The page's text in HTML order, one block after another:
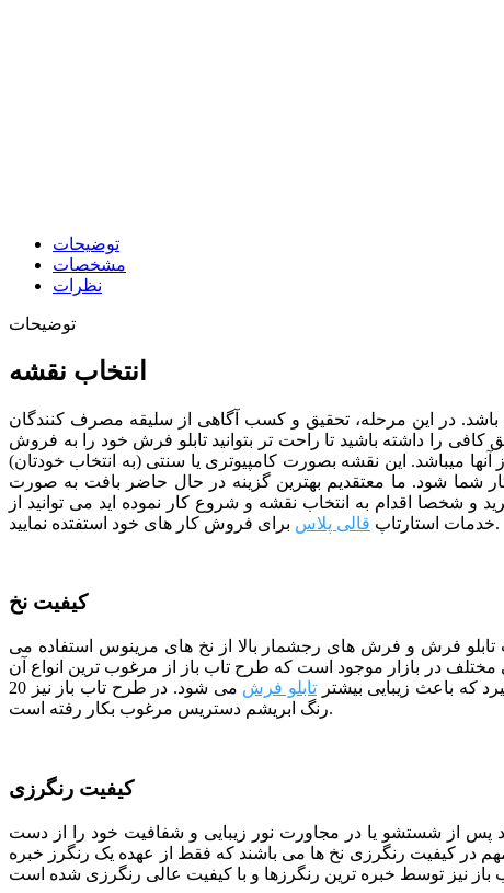
توضیحات
مشخصات
نظرات
توضیحات
انتخاب نقشه
باشد. در این مرحله، تحقیق و کسب آگاهی از سلیقه مصرف کنندگان
را داشته باشید تا راحت تر بتوانید تابلو فرش خود را به فروش
میباشد. این نقشه بصورت کامپیوتری یا سنتی (به انتخاب خودتان)
شما شود. ما معتقدیم بهترین گزینه در حال حاضر بافت به صورت
و شخصا اقدام به انتخاب نقشه و شروع کار نموده اید می توانید از
خدمات استارتاپ قالی پلاس برای فروش کار های خود استفتده نمایید.
کیفیت نخ
تابلو فرش و فرش های رجشمار بالا از نخ های مرینوس استفاده می
در بازار موجود است که طرح تاب باز از مرغوب ترین انواع آن
که باعث زیبایی بیشتر تابلو فرش
می شود. در طرح تاب باز نیز 20
رنگ ابریشم دستریس مرغوب بکار رفته است.
کیفیت رنگرزی
پس از شستشو یا در مجاورت نور زیبایی و شفافیت خود را از دست
در کیفیت رنگرزی نخ ها می باشند که فقط از عهده یک رنگرز خبره